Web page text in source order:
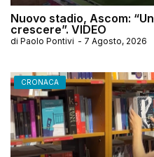
Nuovo stadio, Ascom:
crescere”. VIDEO
di Paolo Pontivi - 7 Agosto, 2026
CRONACA